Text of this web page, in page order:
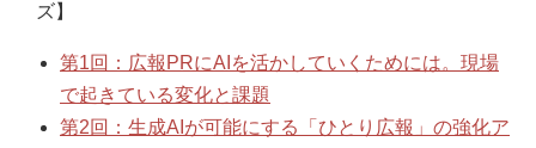
ズ】
第1回：広報PRにAIを活かしていくためには。現場
で起きている変化と課題
第2回：生成AIが可能にする「ひとり広報」の強化ア